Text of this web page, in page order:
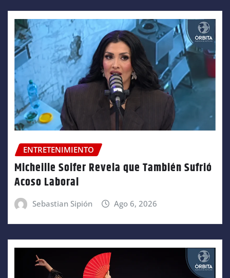
ENTRETENIMIENTO
Micheille Soifer Revela que También Sufrió
Acoso Laboral
Sebastian Sipión Ago 6, 2026